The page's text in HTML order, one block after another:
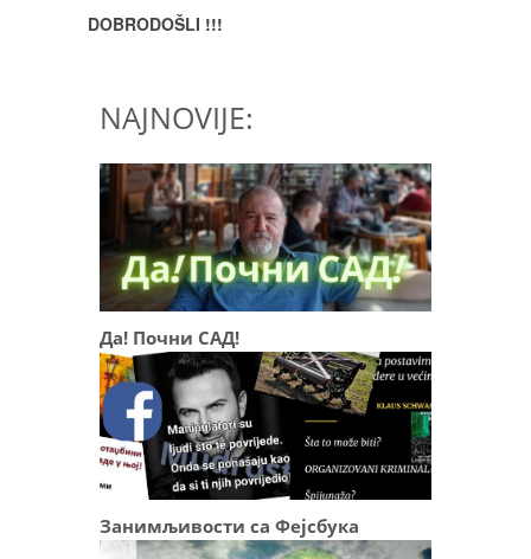
DOBRODOŠLI !!!
NAJNOVIJE:
Да! Почни САД!
Занимљивости са Фејсбука